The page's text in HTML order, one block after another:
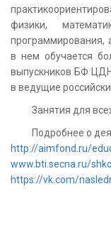
физики,
программирования,
в нем обучается
выпускников БФ
в ведущие
Занятия для
Подробнее о
http://aimfond.ru/
www.bti.secna.ru/
https://vk.com/